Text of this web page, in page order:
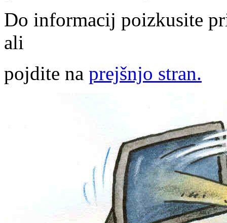
Do informacij poizkusite
ali
pojdite na prejšnjo stran.